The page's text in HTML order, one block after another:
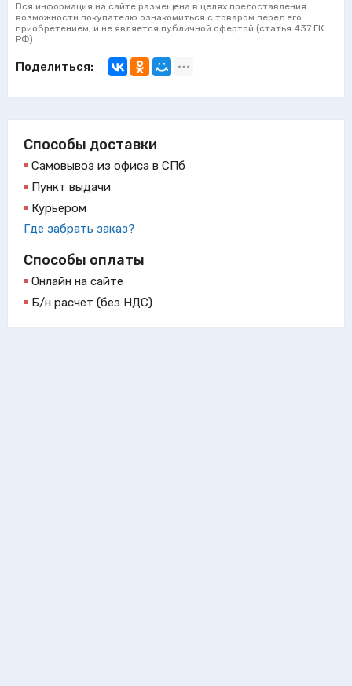
Вся информация на сайте размещена в целях предоставления
возможности покупателю ознакомиться с товаром перед его
приобретением, и не является публичной офертой (статья 437 ГК
РФ).
Поделиться:
Способы доставки
Самовывоз из офиса в СПб
Пункт выдачи
Курьером
Где забрать заказ?
Способы оплаты
Онлайн на сайте
Б/н расчет (без НДС)